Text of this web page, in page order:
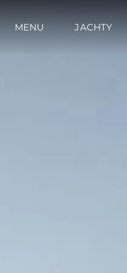
MENU JACHTY